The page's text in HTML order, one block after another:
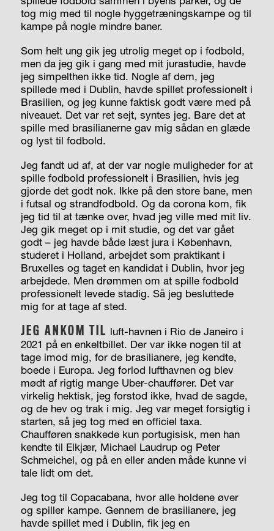
tog mig med til nogle hyggetræningskampe og til
kampe på nogle mindre baner.
Som helt ung gik jeg utrolig meget op i fodbold,
men da jeg gik i gang med mit jurastudie, havde
jeg simpelthen ikke tid. Nogle af dem, jeg
spillede med i Dublin, havde spillet professionelt i
Brasilien, og jeg kunne faktisk godt være med på
niveauet. Det var ret sejt, syntes jeg. Bare det at
spille med brasilianerne gav mig sådan en glæde
og lyst til fodbold.
Jeg fandt ud af, at der var nogle muligheder for at
spille fodbold professionelt i Brasilien, hvis jeg
gjorde det godt nok. Ikke på den store bane, men
i futsal og strandfodbold. Og da corona kom, fik
jeg tid til at tænke over, hvad jeg ville med mit liv.
Jeg gik meget op i mit studie, og det var gået
godt – jeg havde både læst jura i København,
studeret i Holland, arbejdet som praktikant i
Bruxelles og taget en kandidat i Dublin, hvor jeg
arbejdede. Men drømmen om at spille fodbold
professionelt levede stadig. Så jeg besluttede
mig for at tage af sted.
JEG ANKOM TIL luft-havnen i Rio de Janeiro i
2021 på en enkeltbillet. Der var ikke nogen til at
tage imod mig, for de brasilianere, jeg kendte,
boede i Europa. Jeg forlod lufthavnen og blev
mødt af rigtig mange Uber-chauffører. Det var
virkelig hektisk, jeg forstod ikke, hvad de sagde,
og de hev og trak i mig. Jeg var meget forsigtig i
starten, så jeg tog med en officiel taxa.
Chaufføren snakkede kun portugisisk, men han
kendte til Elkjær, Michael Laudrup og Peter
Schmeichel, og på en eller anden måde kunne vi
tale lidt om det.
Jeg tog til Copacabana, hvor alle holdene øver
og spiller kampe. Gennem de brasilianere, jeg
havde spillet med i Dublin, fik jeg en